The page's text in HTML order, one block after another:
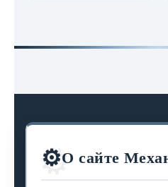
⚙️
⚙️О сайте